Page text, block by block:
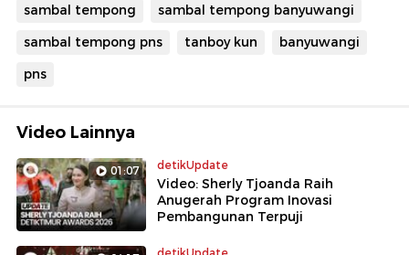
sambal tempong
sambal tempong banyuwangi
sambal tempong pns
tanboy kun
banyuwangi
pns
Video Lainnya
01:07 detikUpdate
Video: Sherly Tjoanda Raih
Anugerah Program Inovasi
Pembangunan Terpuji